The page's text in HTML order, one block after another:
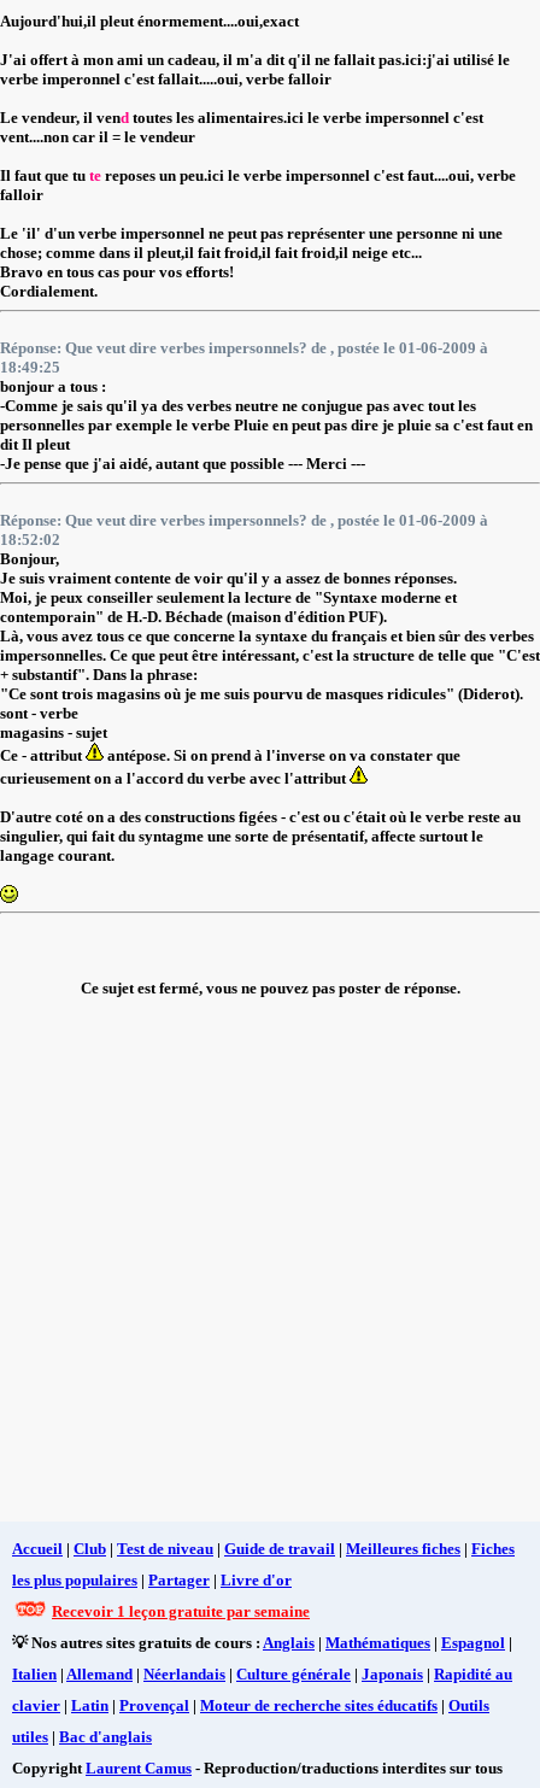
Aujourd'hui,il pleut énormement....oui,exact
J'ai offert à mon ami un cadeau, il m'a dit q'il ne fallait pas.ici:j'ai utilisé le
verbe imperonnel c'est fallait.....oui, verbe falloir
Le vendeur, il vend toutes les alimentaires.ici le verbe impersonnel c'est
vent....non car il = le vendeur
Il faut que tu te reposes un peu.ici le verbe impersonnel c'est faut....oui, verbe
falloir
Le 'il' d'un verbe impersonnel ne peut pas représenter une personne ni une
chose; comme dans il pleut,il fait froid,il fait froid,il neige etc...
Bravo en tous cas pour vos efforts!
Cordialement.
Réponse: Que veut dire verbes impersonnels? de , postée le 01-06-2009 à
18:49:25
bonjour a tous :
-Comme je sais qu'il ya des verbes neutre ne conjugue pas avec tout les
personnelles par exemple le verbe Pluie en peut pas dire je pluie sa c'est faut en
dit Il pleut
-Je pense que j'ai aidé, autant que possible --- Merci ---
Réponse: Que veut dire verbes impersonnels? de , postée le 01-06-2009 à
18:52:02
Bonjour,
Je suis vraiment contente de voir qu'il y a assez de bonnes réponses.
Moi, je peux conseiller seulement la lecture de "Syntaxe moderne et
contemporain" de H.-D. Béchade (maison d'édition PUF).
Là, vous avez tous ce que concerne la syntaxe du français et bien sûr des verbes
impersonnelles. Ce que peut être intéressant, c'est la structure de telle que "C'est
+ substantif". Dans la phrase:
"Ce sont trois magasins où je me suis pourvu de masques ridicules" (Diderot).
sont - verbe
magasins - sujet
Ce - attribut
antépose. Si on prend à l'inverse on va constater que
curieusement on a l'accord du verbe avec l'attribut
D'autre coté on a des constructions figées - c'est ou c'était où le verbe reste au
singulier, qui fait du syntagme une sorte de présentatif, affecte surtout le
langage courant.
Ce sujet est fermé, vous ne pouvez pas poster de réponse.
Accueil | Club | Test de niveau | Guide de travail | Meilleures fiches | Fiches
les plus populaires | Partager | Livre d'or
Recevoir 1 leçon gratuite par semaine
💡 Nos autres sites gratuits de cours : Anglais | Mathématiques | Espagnol |
Italien | Allemand | Néerlandais | Culture générale | Japonais | Rapidité au
clavier | Latin | Provençal | Moteur de recherche sites éducatifs | Outils
utiles | Bac d'anglais
CopyrightLaurent Camus - Reproduction/traductions interdites sur tous